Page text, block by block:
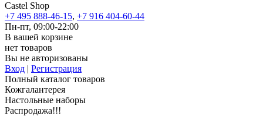
Castel Shop
+7 495 888-46-15, +7 916 404-60-44
Пн-пт, 09:00-22:00
В вашей корзине
нет товаров
Вы не авторизованы
Вход | Регистрация
Полный каталог товаров
Кожгалантерея
Настольные наборы
Распродажа!!!